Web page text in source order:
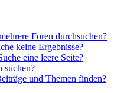
Foren durchsuchen?
keine Ergebnisse?
eine leere Seite?
suchen?
und Themen finden?